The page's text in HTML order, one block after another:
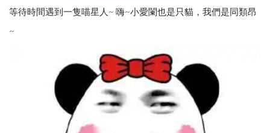
等待時間遇到一隻喵星人~ 嗨~小愛闌也是只貓，我們是同類昂
~